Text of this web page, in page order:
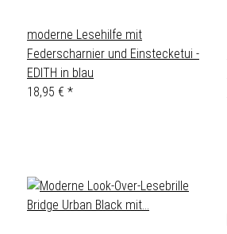
moderne Lesehilfe mit
Federscharnier und Einstecketui -
EDITH in blau
18,95 € *